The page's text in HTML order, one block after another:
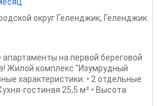
округ Геленджик, Геленджик
апартаменты на первой береговой
Жилой комплекс "Изумрудный
характеристики: • 2 отдельные
25,5 м² • Высота